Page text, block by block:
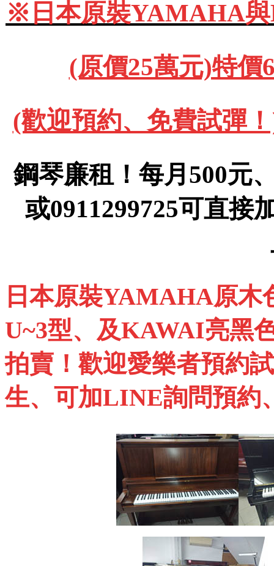
※日本原裝YAMAHA與
(原價25萬元)特價
(歡迎預約、免費試彈
鋼琴廉租！每月500元
或0911299725可直接
日本原裝YAMAHA原木
U~3型、及KAWAI亮黑
拍賣！歡迎愛樂者預約
生、可加LINE詢問預約